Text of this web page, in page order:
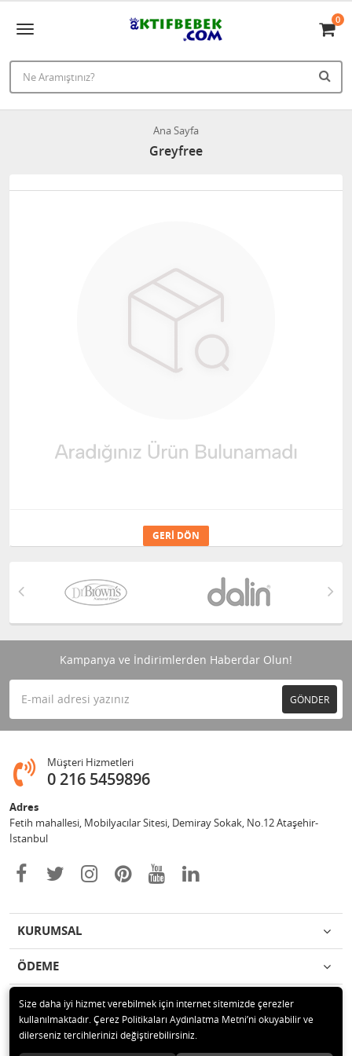
0
Ana Sayfa
Greyfree
GERI DÖN
Kampanya ve İndirimlerden Haberdar Olun!
GÖNDER
Müşteri Hizmetleri
0 216 5459896
Adres
Fetih mahallesi, Mobilyacılar Sitesi, Demiray Sokak, No.12 Ataşehir-
İstanbul
KURUMSAL
ÖDEME
İLETİŞİM
© 2020 Leylek Mağazacılık Hizmetleri Ltd. Şti. Tüm hakları saklıdır.
Size daha iyi hizmet verebilmek için internet sitemizde çerezler
kullanılmaktadır. Çerez Politikaları Aydınlatma Metni’ni okuyabilir ve
dilerseniz tercihlerinizi değiştirebilirsiniz.